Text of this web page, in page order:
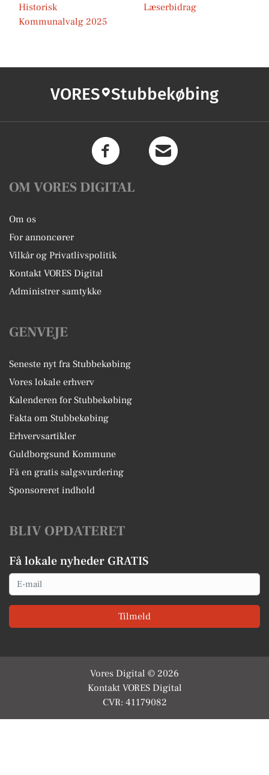
Historisk
Læserbidrag
Kommunalvalg 2025
VORES Stubbekøbing
OM VORES DIGITAL
Om os
For annoncører
Vilkår og Privatlivspolitik
Kontakt VORES Digital
Administrer samtykke
GENVEJE
Seneste nyt fra Stubbekøbing
Vores lokale erhverv
Kalenderen for Stubbekøbing
Fakta om Stubbekøbing
Erhvervsartikler
Guldborgsund Kommune
Få en gratis salgsvurdering
Sponsoreret indhold
BLIV OPDATERET
Få lokale nyheder GRATIS
Email
Tilmeld
Vores Digital © 2026
Kontakt VORES Digital
CVR: 41179082